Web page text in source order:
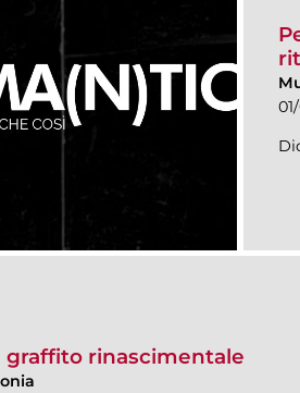
graffito rinascimentale